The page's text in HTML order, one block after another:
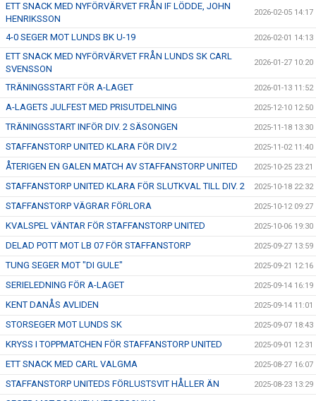
ETT SNACK MED NYFÖRVÄRVET FRÅN IF LÖDDE, JOHN
HENRIKSSON
2026-02-05 14:17
4-0 SEGER MOT LUNDS BK U-19 2026-02-01 14:13
ETT SNACK MED NYFÖRVÄRVET FRÅN LUNDS SK CARL
SVENSSON
2026-01-27 10:20
TRÄNINGSSTART FÖR A-LAGET 2026-01-13 11:52
A-LAGETS JULFEST MED PRISUTDELNING 2025-12-10 12:50
TRÄNINGSSTART INFÖR DIV. 2 SÄSONGEN 2025-11-18 13:30
STAFFANSTORP UNITED KLARA FÖR DIV.2 2025-11-02 11:40
ÅTERIGEN EN GALEN MATCH AV STAFFANSTORP UNITED 2025-10-25 23:21
STAFFANSTORP UNITED KLARA FÖR SLUTKVAL TILL DIV. 2 2025-10-18 22:32
STAFFANSTORP VÄGRAR FÖRLORA 2025-10-12 09:27
KVALSPEL VÄNTAR FÖR STAFFANSTORP UNITED 2025-10-06 19:30
DELAD POTT MOT LB 07 FÖR STAFFANSTORP 2025-09-27 13:59
TUNG SEGER MOT "DI GULE" 2025-09-21 12:16
SERIELEDNING FÖR A-LAGET 2025-09-14 16:19
KENT DANÅS AVLIDEN 2025-09-14 11:01
STORSEGER MOT LUNDS SK 2025-09-07 18:43
KRYSS I TOPPMATCHEN FÖR STAFFANSTORP UNITED 2025-09-01 12:31
ETT SNACK MED CARL VALGMA 2025-08-27 16:07
STAFFANSTORP UNITEDS FÖRLUSTSVIT HÅLLER ÄN 2025-08-23 13:29